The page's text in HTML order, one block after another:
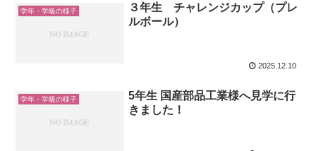
学年・学級の様子
３年生 チャレンジカップ（プレ
ルボール）
2025.12.10
学年・学級の様子
5年生 国産部品工業様へ見学に行
きました！